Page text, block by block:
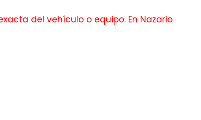
del vehículo o equipo. En Nazario